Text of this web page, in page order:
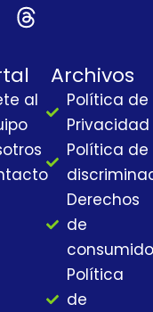
T
h
r
e
a
d
s
al
Archivos
Política de
Privacidad
Política de
Derechos
de
Política
de